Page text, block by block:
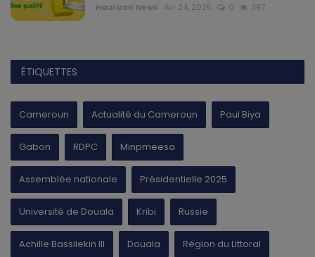
Haurizon News Avr 24, 2025 0 397
ÉTIQUETTES
Cameroun Actualité du Cameroun Paul Biya
Gabon RDPC Minpmeesa
Assemblée nationale Présidentielle 2025
Université de Douala Kribi Russie
Achille Bassilekin III Douala Région du Littoral